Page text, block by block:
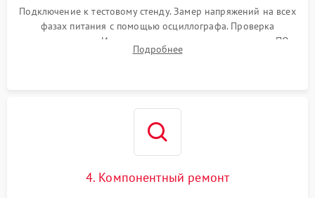
Подключение к тестовому стенду. Замер напряжений на всех
фазах питания с помощью осциллографа. Проверка
инициализации. Использование специализированного ПО
MATS
Подробнее
4. Компонентный ремонт